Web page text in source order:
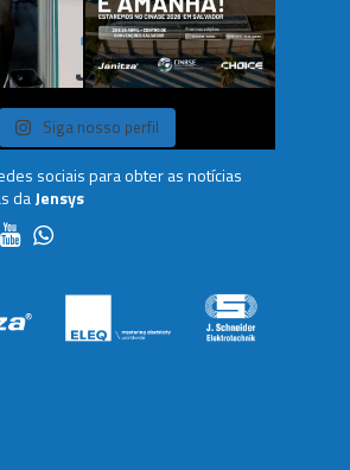
Siga nosso perfil
sociais para obter as notícias
daJensys